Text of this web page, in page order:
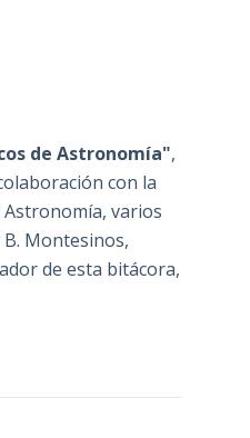
de Astronomía",
con la
Astronomía, varios
Montesinos,
de esta bitácora,